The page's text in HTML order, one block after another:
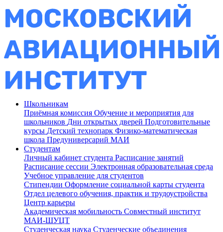
Школьникам
Приёмная комиссия Обучение и мероприятия для
школьников Дни открытых дверей Подготовительные
курсы Детский технопарк Физико-математическая
школа Предуниверсарий МАИ
Студентам
Личный кабинет студента Расписание занятий
Расписание сессии Электронная образовательная среда
Учебное управление для студентов
Стипендии Оформление социальной карты студента
Отдел целевого обучения, практик и трудоустройства
Центр карьеры
Академическая мобильность Совместный институт
МАИ-ШУЦТ
Студенческая наука Студенческие объединения